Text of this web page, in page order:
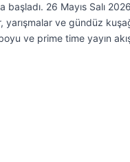
başladı. 26 Mayıs Salı
yarışmalar ve gündüz
ve prime time yayın